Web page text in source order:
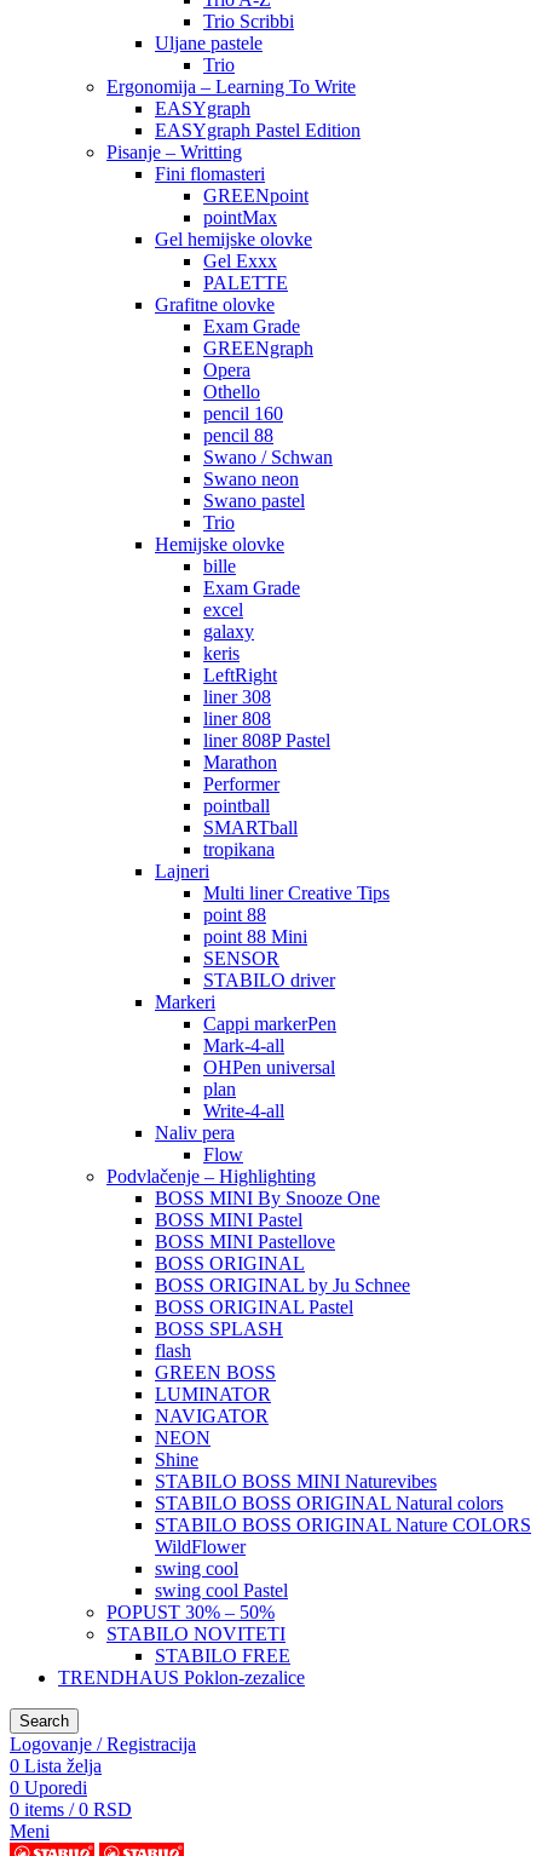
Trio Scribbi
Uljane pastele
Trio
Ergonomija – Learning To Write
EASYgraph
EASYgraph Pastel Edition
Pisanje – Writting
Fini flomasteri
GREENpoint
pointMax
Gel hemijske olovke
Gel Exxx
PALETTE
Grafitne olovke
Exam Grade
GREENgraph
Opera
Othello
pencil 160
pencil 88
Swano / Schwan
Swano neon
Swano pastel
Trio
Hemijske olovke
bille
Exam Grade
excel
galaxy
keris
LeftRight
liner 308
liner 808
liner 808P Pastel
Marathon
Performer
pointball
SMARTball
tropikana
Lajneri
Multi liner Creative Tips
point 88
point 88 Mini
SENSOR
STABILO driver
Markeri
Cappi markerPen
Mark-4-all
OHPen universal
plan
Write-4-all
Naliv pera
Flow
Podvlačenje – Highlighting
BOSS MINI By Snooze One
BOSS MINI Pastel
BOSS MINI Pastellove
BOSS ORIGINAL
BOSS ORIGINAL by Ju Schnee
BOSS ORIGINAL Pastel
BOSS SPLASH
flash
GREEN BOSS
LUMINATOR
NAVIGATOR
NEON
Shine
STABILO BOSS MINI Naturevibes
STABILO BOSS ORIGINAL Natural colors
STABILO BOSS ORIGINAL Nature COLORS
WildFlower
swing cool
swing cool Pastel
POPUST 30% – 50%
STABILO NOVITETI
STABILO FREE
TRENDHAUS Poklon-zezalice
Search
Logovanje / Registracija
0 Lista želja
0 Uporedi
0 items / 0 RSD
Meni